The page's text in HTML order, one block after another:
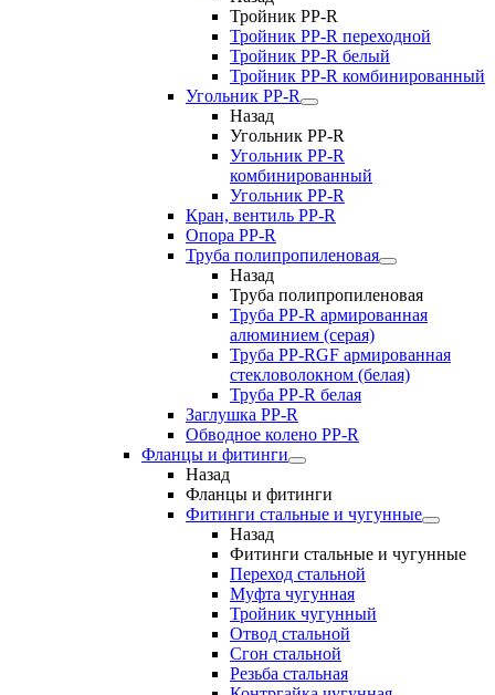
Тройник PP-R
Тройник РР-R переходной
Тройник РР-R белый
Тройник РР-R комбинированный
Угольник PP-R
Назад
Угольник PP-R
Угольник РР-R
комбинированный
Угольник РР-R
Кран, вентиль PP-R
Опора PP-R
Труба полипропиленовая
Назад
Труба полипропиленовая
Труба PP-R армированная
алюминием (серая)
Труба PP-RGF армированная
стекловолокном (белая)
Труба РР-R белая
Заглушка PP-R
Обводное колено PP-R
Фланцы и фитинги
Назад
Фланцы и фитинги
Фитинги стальные и чугунные
Назад
Фитинги стальные и чугунные
Переход стальной
Муфта чугунная
Тройник чугунный
Отвод стальной
Сгон стальной
Резьба стальная